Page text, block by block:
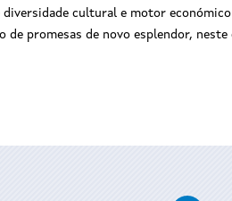
cultural e motor
de promesas de novo esplendor,